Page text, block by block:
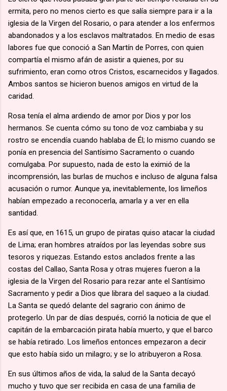
ermita, pero no menos cierto es que salía siempre para ir a la
iglesia de la Virgen del Rosario, o para atender a los enfermos
abandonados y a los esclavos maltratados. En medio de esas
labores fue que conoció a San Martín de Porres, con quien
compartía el mismo afán de asistir a quienes, por su
sufrimiento, eran como otros Cristos, escarnecidos y llagados.
Ambos santos se hicieron buenos amigos en virtud de la
caridad.
Rosa tenía el alma ardiendo de amor por Dios y por los
hermanos. Se cuenta cómo su tono de voz cambiaba y su
rostro se encendía cuando hablaba de Él; lo mismo cuando se
ponía en presencia del Santísimo Sacramento o cuando
comulgaba. Por supuesto, nada de esto la eximió de la
incomprensión, las burlas de muchos e incluso de alguna falsa
acusación o rumor. Aunque ya, inevitablemente, los limeños
habían empezado a reconocerla, amarla y a ver en ella
santidad.
Es así que, en 1615, un grupo de piratas quiso atacar la ciudad
de Lima; eran hombres atraídos por las leyendas sobre sus
tesoros y riquezas. Estando estos anclados frente a las
costas del Callao, Santa Rosa y otras mujeres fueron a la
iglesia de la Virgen del Rosario para rezar ante el Santísimo
Sacramento y pedir a Dios que librara del saqueo a la ciudad.
La Santa se quedó delante del sagrario con ánimo de
protegerlo. Un par de días después, corrió la noticia de que el
capitán de la embarcación pirata había muerto, y que el barco
se había retirado. Los limeños entonces empezaron a decir
que esto había sido un milagro; y se lo atribuyeron a Rosa.
En sus últimos años de vida, la salud de la Santa decayó
mucho y tuvo que ser recibida en casa de una familia de